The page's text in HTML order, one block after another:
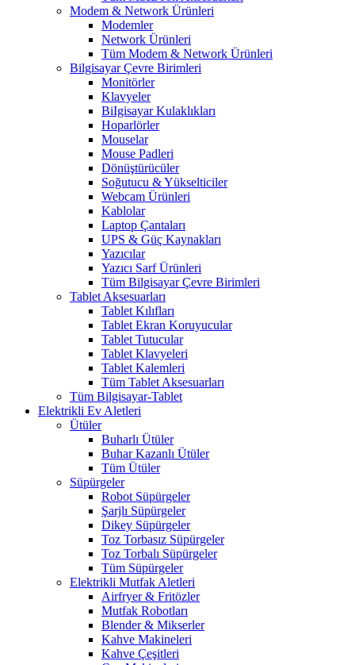
Modem & Network Ürünleri
Modemler
Network Ürünleri
Tüm Modem & Network Ürünleri
Bilgisayar Çevre Birimleri
Monitörler
Klavyeler
BiIgisayar Kulaklıkları
Hoparlörler
Mouselar
Mouse Padleri
Dönüştürücüler
Soğutucu & Yükselticiler
Webcam Ürünleri
Kablolar
Laptop Çantaları
UPS & Güç Kaynakları
Yazıcılar
Yazıcı Sarf Ürünleri
Tüm Bilgisayar Çevre Birimleri
Tablet Aksesuarları
Tablet Kılıfları
Tablet Ekran Koruyucular
Tablet Tutucular
Tablet Klavyeleri
Tablet Kalemleri
Tüm Tablet Aksesuarları
Tüm Bilgisayar-Tablet
Elektrikli Ev Aletleri
Ütüler
Buharlı Ütüler
Buhar Kazanlı Ütüler
Tüm Ütüler
Süpürgeler
Robot Süpürgeler
Şarjlı Süpürgeler
Dikey Süpürgeler
Toz Torbasız Süpürgeler
Toz Torbalı Süpürgeler
Tüm Süpürgeler
Elektrikli Mutfak Aletleri
Airfryer & Fritözler
Mutfak Robotları
Blender & Mikserler
Kahve Makineleri
Kahve Çeşitleri